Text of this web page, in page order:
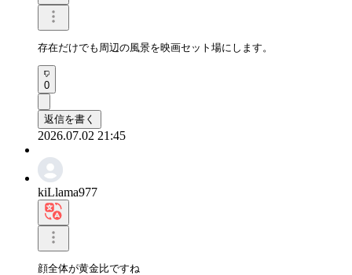
存在だけでも周辺の風景を映画セット場にします。
0
返信を書く
2026.07.02 21:45
kiLlama977
顔全体が黄金比ですね